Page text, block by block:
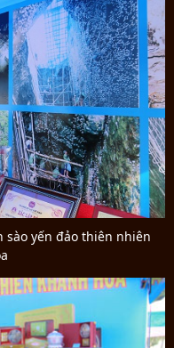
sào yến đảo thiên nhiên